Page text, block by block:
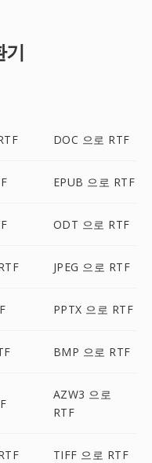
기
DOC 으로 RTF
EPUB 으로 RTF
ODT 으로 RTF
JPEG 으로 RTF
PPTX 으로 RTF
BMP 으로 RTF
AZW3 으로
RTF
TIFF 으로 RTF